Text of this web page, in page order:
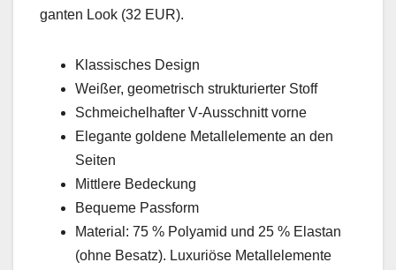
gan­ten Look (32 EUR).
Klas­sis­ches Design
Weißer, geometrisch struk­turi­ert­er Stoff
Schme­ichel­hafter V‑Ausschnitt vorne
Ele­gante gold­ene Met­al­lele­mente an den
Seit­en
Mit­tlere Bedeck­ung
Bequeme Pass­form
Mate­r­i­al: 75 % Polyamid und 25 % Elas­tan
(ohne Besatz). Lux­u­riöse Met­al­lele­mente